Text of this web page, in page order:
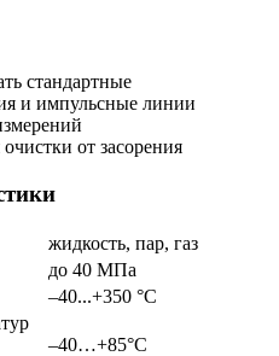
стандартные
и импульсные линии
от засорения
жидкость, пар, газ
до 40 МПа
–40...+350 °С
–40…+85°С